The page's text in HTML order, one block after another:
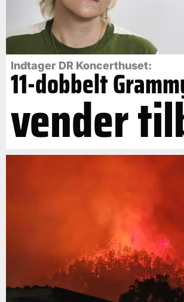
Indtager DR Koncerthuset:
11-dobbelt
vender